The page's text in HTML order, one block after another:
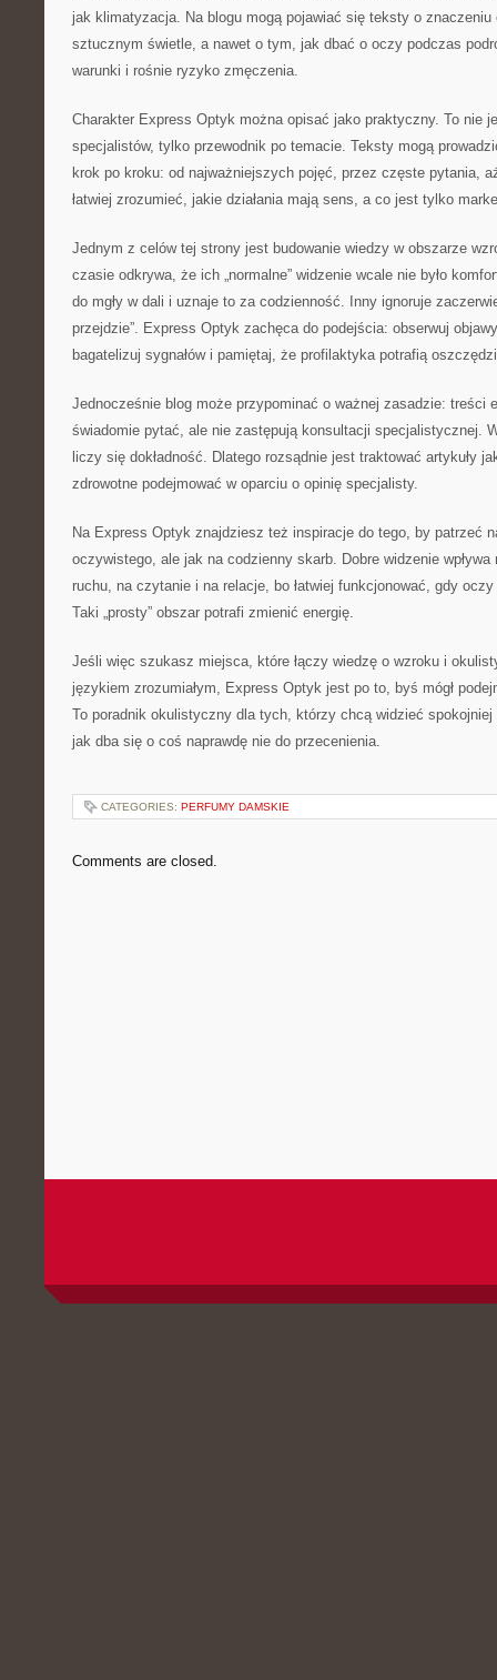
jak klimatyzacja. Na blogu mogą pojawiać się teksty o znaczeniu
sztucznym świetle, a nawet o tym, jak dbać o oczy podczas
warunki i rośnie ryzyko zmęczenia.
Charakter Express Optyk można opisać jako praktyczny. To nie
specjalistów, tylko przewodnik po temacie. Teksty mogą
krok po kroku: od najważniejszych pojęć, przez częste pytania,
łatwiej zrozumieć, jakie działania mają sens, a co jest tylko
Jednym z celów tej strony jest budowanie wiedzy w obszarze
czasie odkrywa, że ich „normalne” widzenie wcale nie było
do mgły w dali i uznaje to za codzienność. Inny ignoruje
przejdzie”. Express Optyk zachęca do podejścia: obserwuj
bagatelizuj sygnałów i pamiętaj, że profilaktyka potrafią
Jednocześnie blog może przypominać o ważnej zasadzie: treści
świadomie pytać, ale nie zastępują konsultacji specjalistycznej.
liczy się dokładność. Dlatego rozsądnie jest traktować artykuły
zdrowotne podejmować w oparciu o opinię specjalisty.
Na Express Optyk znajdziesz też inspiracje do tego, by patrzeć
oczywistego, ale jak na codzienny skarb. Dobre widzenie
ruchu, na czytanie i na relacje, bo łatwiej funkcjonować, gdy
Taki „prosty” obszar potrafi zmienić energię.
Jeśli więc szukasz miejsca, które łączy wiedzę o wzroku i
językiem zrozumiałym, Express Optyk jest po to, byś mógł
To poradnik okulistyczny dla tych, którzy chcą widzieć
jak dba się o coś naprawdę nie do przecenienia.
CATEGORIES: PERFUMY DAMSKIE
Comments are closed.